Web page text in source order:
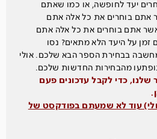
יעד לחופשה, או כמו שאתם
אתם בוחרים את כל אלה אתם
אתם בוחרים את כל אלה אתם
זמן על היעד הלא מתאים? נסו
בבחירת הספר הבא שלכם. אולי
מהבחירות החדשות שלכם.
שלנו, כדי לקבל עדכונים פעם
עוד לא שמעתם בפודקסט של